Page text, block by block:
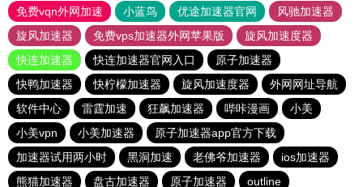
免费vqn外网加速
小蓝鸟 优途加速器官网
风驰加速器
旋风加速器
免费vps加速器外网苹果版
旋风加速度器
快连加速器
快连加速器官网入口
原子加速器
快鸭加速器
快柠檬加速器 旋风加速度器
外网网址导航
软件中心
雷霆加速 狂飙加速器 哔咔漫画
小美
小美vpn
小美加速器
原子加速器app官方下载
加速器试用两小时
黑洞加速 老佛爷加速器
ios加速器
熊猫加速器
盘古加速器 原子加速器
outline